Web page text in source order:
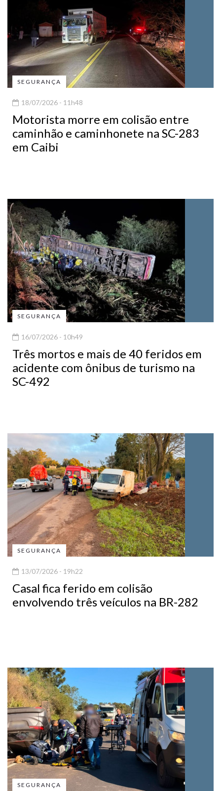
SEGURANÇA
18/07/2026 - 11h48
Motorista morre em colisão entre
caminhão e caminhonete na SC-283
em Caibi
SEGURANÇA
16/07/2026 - 10h49
Três mortos e mais de 40 feridos em
acidente com ônibus de turismo na
SC-492
SEGURANÇA
13/07/2026 - 19h22
Casal fica ferido em colisão
envolvendo três veículos na BR-282
SEGURANÇA